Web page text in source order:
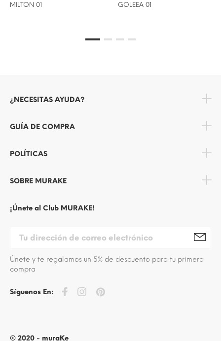
MILTON 01
GOLEEA 01
¿NECESITAS AYUDA?
GUÍA DE COMPRA
POLÍTICAS
SOBRE MURAKE
¡Únete al Club MURAKE!
Únete y te regalamos un 5% de descuento para tu primera
compra
Síguenos En:
© 2020 - muraKe